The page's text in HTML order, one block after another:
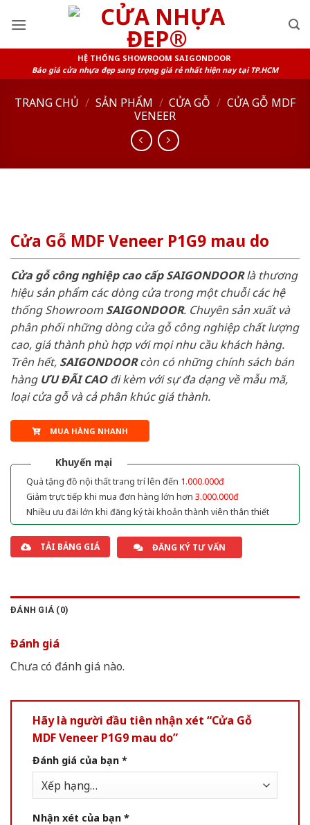
HỆ THỐNG SHOWROOM SAIGONDOOR
Báo giá cửa nhựa đẹp sang trọng giá rẻ nhất hiện nay tại TP.HCM
TRANG CHỦ / SẢN PHẨM / CỬA GỖ / CỬA GỖ MDF
VENEER
Cửa Gỗ MDF Veneer P1G9 mau do
Cửa gỗ công nghiệp cao cấp SAIGONDOORlà thương
hiệu sản phẩm các dòng cửa trong một chuỗi các hệ
thống ShowroomSAIGONDOOR. Chuyên sản xuất và
phân phối những dòng cửa gỗ công nghiệp chất lượng
cao, giá thành phù hợp với mọi nhu cầu khách hàng.
Trên hết, SAIGONDOORcòn có những chính sách bán
hàng ƯU ĐÃI CAOđi kèm với sự đa dạng về mẫu mã,
loại cửa gỗ và cả phân khúc giá thành.
MUA HÀNG NHANH
Khuyến mại
Quà tặng đồ nội thất trang trí lên đến 1.000.000đ
Giảm trực tiếp khi mua đơn hàng lớn hơn 3.000.000đ
Nhiều ưu đãi lớn khi đăng ký tài khoản thành viên thân thiết
TẢI BẢNG GIÁ ĐĂNG KÝ TƯ VẤN
ĐÁNH GIÁ (0)
Đánh giá
Chưa có đánh giá nào.
Hãy là người đầu tiên nhận xét “Cửa Gỗ
MDF Veneer P1G9 mau do”
Đánh giá của bạn *
Nhận xét của bạn *